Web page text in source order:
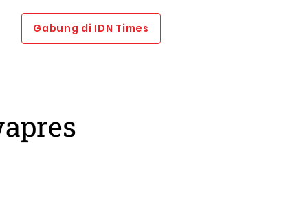
Gabung di IDN Times